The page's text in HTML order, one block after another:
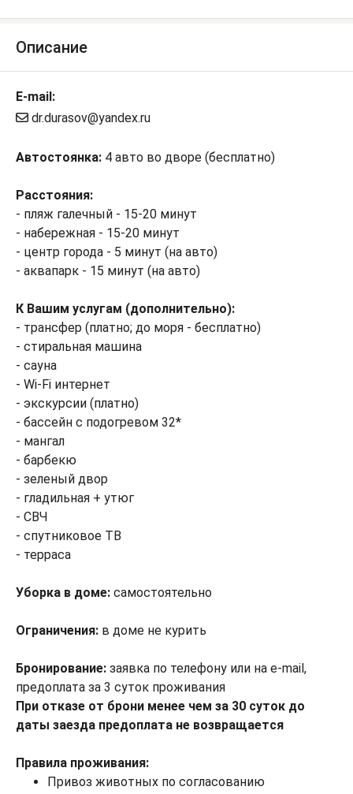
Описание
E-mail:
dr.durasov@yandex.ru
Автостоянка: 4 авто во дворе (бесплатно)
Расстояния:
- пляж галечный - 15-20 минут
- набережная - 15-20 минут
- центр города - 5 минут (на авто)
- аквапарк - 15 минут (на авто)
К Вашим услугам (дополнительно):
- трансфер (платно; до моря - бесплатно)
- стиральная машина
- сауна
- Wi-Fi интернет
- экскурсии (платно)
- бассейн с подогревом 32*
- мангал
- барбекю
- зеленый двор
- гладильная + утюг
- СВЧ
- спутниковое ТВ
- терраса
Уборка в доме: самостоятельно
Ограничения: в доме не курить
Бронирование: заявка по телефону или на e-mail,
предоплата за 3 суток проживания
При отказе от брони менее чем за 30 суток до
даты заезда предоплата не возвращается
Правила проживания:
Привоз животных по согласованию